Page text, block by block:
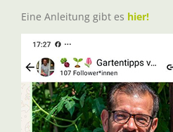
Eine Anleitung gibt es hier!